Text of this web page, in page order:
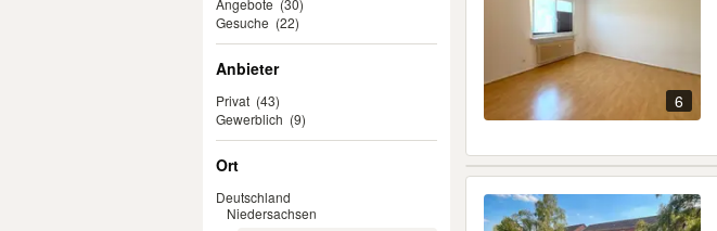
Angebote (30)
Gesuche (22)
Anbieter
Privat (43)
Gewerblich (9)
Ort
Deutschland
Niedersachsen
6